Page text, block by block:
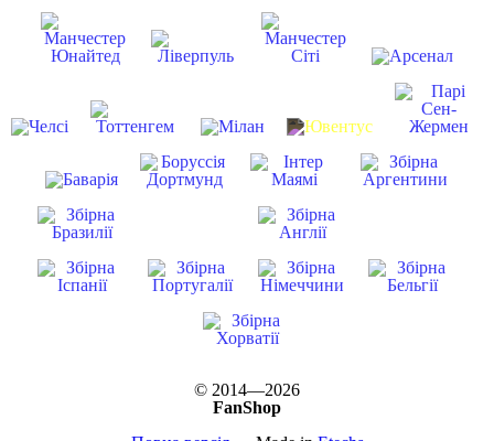
© 2014—2026
FanShop